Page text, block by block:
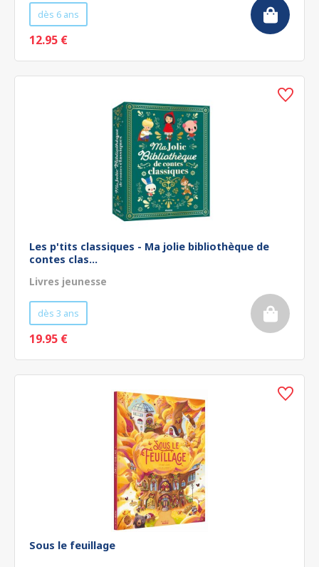
dès 6 ans
12.95 €
Les p'tits classiques - Ma jolie bibliothèque de
contes clas...
Livres jeunesse
dès 3 ans
19.95 €
Sous le feuillage